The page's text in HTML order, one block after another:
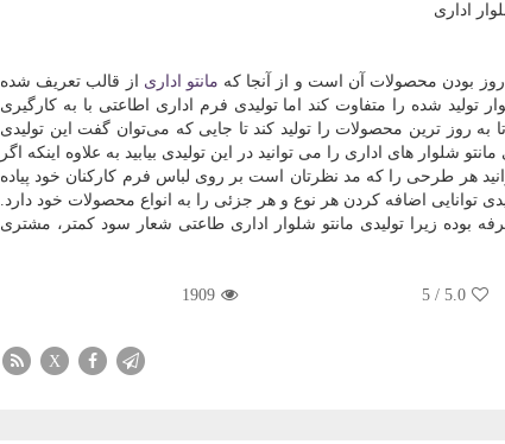
اداری
بودن محصولات آن است و از آنجا که مانتو اداری از قالب تعریف شده
شده را متفاوت کند اما تولیدی فرم اداری اطاعتی با به‌ کارگیری
روز ترین محصولات را تولید کند تا جایی که می‌توان گفت این تولیدی
شلوار های اداری را می توانید در این تولیدی بیابید به علاوه اینکه اگر
هر طرحی را که مد نظرتان است بر روی لباس فرم کارکنان خود پیاده
توانایی اضافه کردن هر نوع و هر جزئی را به انواع محصولات خود دارد.
بوده زیرا تولیدی مانتو شلوار اداری طاعتی شعار سود کمتر، مشتری
5.0
/
5
1909
X